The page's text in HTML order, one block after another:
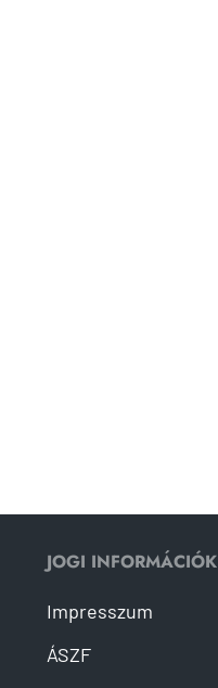
JOGI INFORMÁCIÓK
Impresszum
ÁSZF